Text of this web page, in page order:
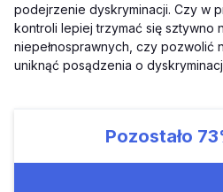
podejrzenie dyskryminacji. Czy w
kontroli lepiej trzymać się sztywno
niepełnosprawnych, czy pozwolić
uniknąć posądzenia o
Pozostało